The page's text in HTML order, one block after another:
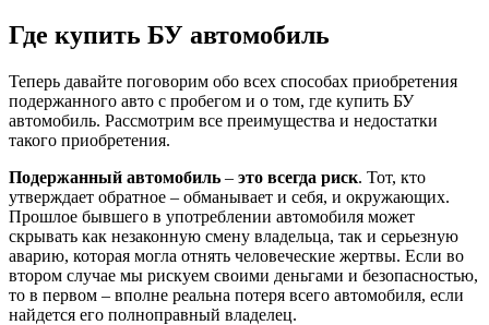
Где купить БУ автомобиль
Теперь давайте поговорим обо всех способах приобретения
подержанного авто с пробегом и о том, где купить БУ
автомобиль. Рассмотрим все преимущества и недостатки
такого приобретения.
Подержанный автомобиль – это всегда риск. Тот, кто
утверждает обратное – обманывает и себя, и окружающих.
Прошлое бывшего в употреблении автомобиля может
скрывать как незаконную смену владельца, так и серьезную
аварию, которая могла отнять человеческие жертвы. Если во
втором случае мы рискуем своими деньгами и безопасностью,
то в первом – вполне реальна потеря всего автомобиля, если
найдется его полноправный владелец.